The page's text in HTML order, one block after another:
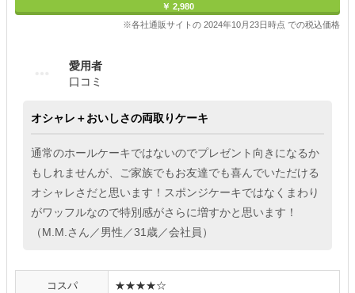
￥ 2,980
※各社通販サイトの 2024年10月23日時点 での税込価格
愛用者
口コミ
オシャレ＋おいしさの両取りケーキ
通常のホールケーキではないのでプレゼント向きになるか
もしれませんが、ご家族でもお友達でも喜んでいただける
オシャレさだと思います！スポンジケーキではなくまわり
がワッフルなので特別感がさらに増すかと思います！
（M.M.さん／男性／31歳／会社員）
コスパ ★★★★☆